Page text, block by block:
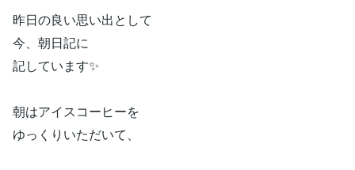
昨日の良い思い出として
今、朝日記に
記しています✨
朝はアイスコーヒーを
ゆっくりいただいて、